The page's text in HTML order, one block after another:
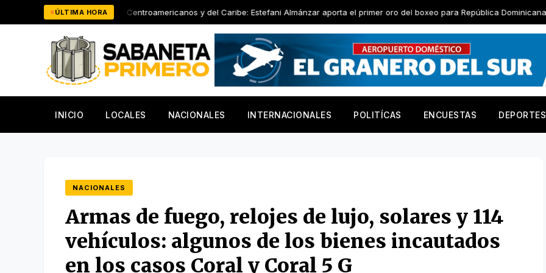
al
ÚLTIMA HORA
Juegos Centroamericanos y del Caribe: Estefani Almánzar aporta el primer oro del boxeo para República Dominicana Junior
INICIO LOCALES NACIONALES INTERNACIONALES POLITÍCAS ENCUESTAS DEPORTES
NACIONALES
Armas de fuego, relojes de lujo, solares y 114
vehículos: algunos de los bienes incautados
en los casos Coral y Coral 5 G